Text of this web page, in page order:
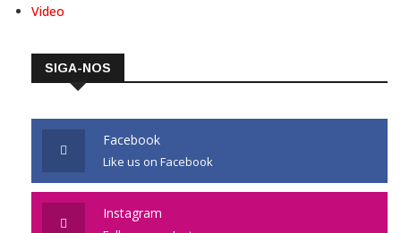
Video
SIGA-NOS
Facebook
Like us on Facebook
Instagram